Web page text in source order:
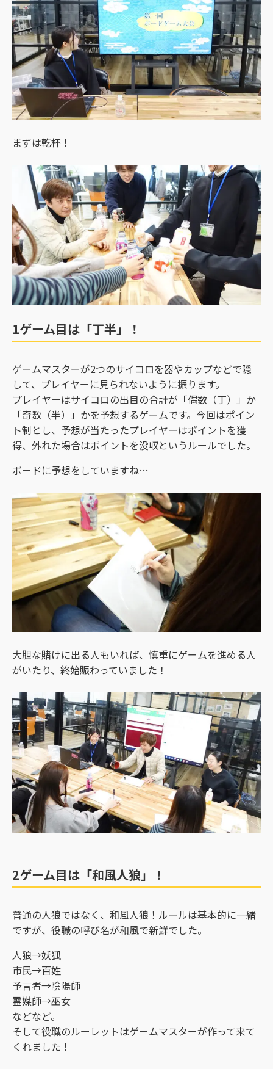
まずは乾杯！
1ゲーム目は「丁半」！
ゲームマスターが2つのサイコロを器やカップなどで隠
して、プレイヤーに見られないように振ります。
プレイヤーはサイコロの出目の合計が「偶数（丁）」か
「奇数（半）」かを予想するゲームです。今回はポイン
ト制とし、予想が当たったプレイヤーはポイントを獲
得、外れた場合はポイントを没収というルールでした。
ボードに予想をしていますね…
大胆な賭けに出る人もいれば、慎重にゲームを進める人
がいたり、終始賑わっていました！
2ゲーム目は「和風人狼」！
普通の人狼ではなく、和風人狼！ルールは基本的に一緒
ですが、役職の呼び名が和風で新鮮でした。
人狼→妖狐
市民→百姓
予言者→陰陽師
霊媒師→巫女
などなど。
そして役職のルーレットはゲームマスターが作って来て
くれました！